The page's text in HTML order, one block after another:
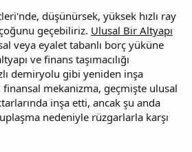
düşünürsek, yüksek hızlı ray
geçebiliriz. Ulusal Bir Altyapı
veya eyalet tabanlı borç yüküne
ve finans taşımacılığı
demiryolu gibi yeniden inşa
mekanizma, geçmişte ulusal
inşa etti, ancak şu anda
nedeniyle rüzgarlarla karşı